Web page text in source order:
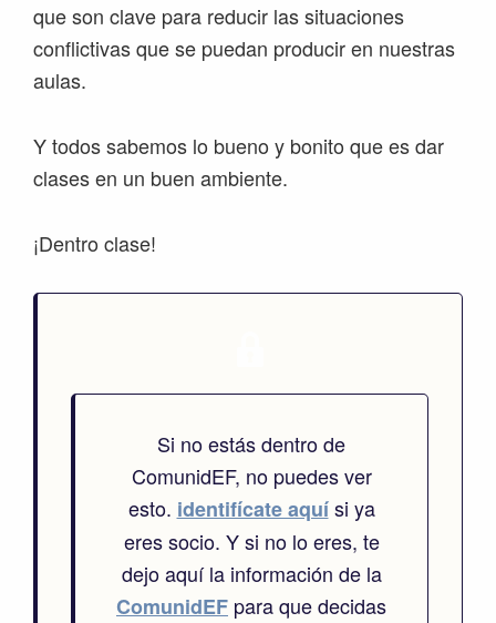
que son clave para reducir las situaciones
conflictivas que se puedan producir en nuestras
aulas.
Y todos sabemos lo bueno y bonito que es dar
clases en un buen ambiente.
¡Dentro clase!
Si no estás dentro de
ComunidEF, no puedes ver
esto. identifícate aquísi ya
eres socio. Y si no lo eres, te
dejo aquí la información de la
ComunidEF para que decidas